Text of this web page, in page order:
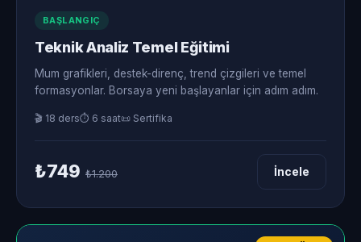
BAŞLANGIÇ
Teknik Analiz Temel Eğitimi
Mum grafikleri, destek-direnç, trend çizgileri ve temel
formasyonlar. Borsaya yeni başlayanlar için adım adım.
🎬 18 ders⏱ 6 saat📜 Sertifika
₺749 ₺1.200 İncele